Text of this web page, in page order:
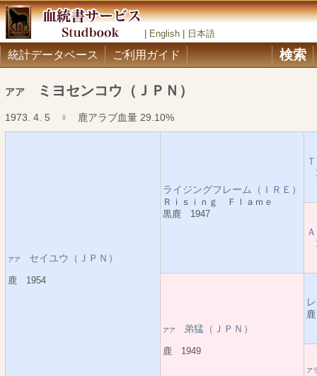
English 日本語
統計データベース ご利用ガイド 検索
アア ミヨセンコウ（ＪＰＮ）
1973. 4. 5 ♀ 鹿アラブ血量 29.10%
アア セイユウ（ＪＰＮ）
鹿 1954
ライジングフレーム（ＩＲＥ）
Ｒｉｓｉｎｇ Ｆｌａｍｅ
黒鹿 1947
アア 弟猛（ＪＰＮ）
鹿 1949